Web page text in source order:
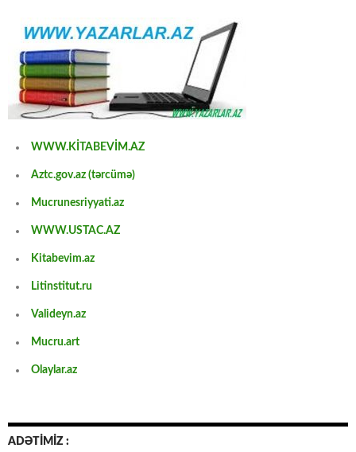
WWW.KİTABEVİM.AZ
Aztc.gov.az (tərcümə)
Mucrunesriyyati.az
WWW.USTAC.AZ
Kitabevim.az
Litinstitut.ru
Valideyn.az
Mucru.art
Olaylar.az
ADƏTİMİZ :